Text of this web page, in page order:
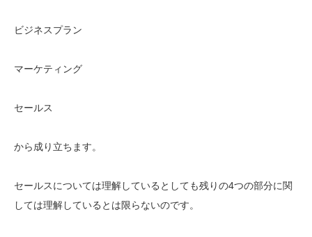
ビジネスプラン
マーケティング
セールス
から成り立ちます。
セールスについては理解しているとしても残りの4つの部分に関
しては理解しているとは限らないのです。